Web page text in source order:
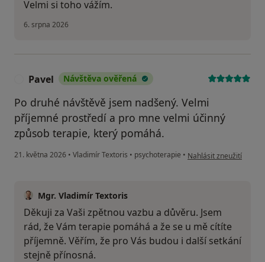
Velmi si toho vážím.
6. srpna 2026
Pavel Návštěva ověřená
Po druhé návštěvě jsem nadšený. Velmi
příjemné prostředí a pro mne velmi účinný
způsob terapie, který pomáhá.
21. května 2026 • Vladimír Textoris • psychoterapie • podle názoru uživatele
Nahlásit zneužití
Mgr. Vladimír Textoris
Děkuji za Vaši zpětnou vazbu a důvěru. Jsem
rád, že Vám terapie pomáhá a že se u mě cítíte
příjemně. Věřím, že pro Vás budou i další setkání
stejně přínosná.